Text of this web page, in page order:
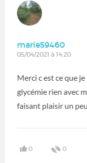
marie59460
05/04/2021 à 14:20
Merci c est ce que
glycémie rien avec
faisant plaisir un peu
0 0